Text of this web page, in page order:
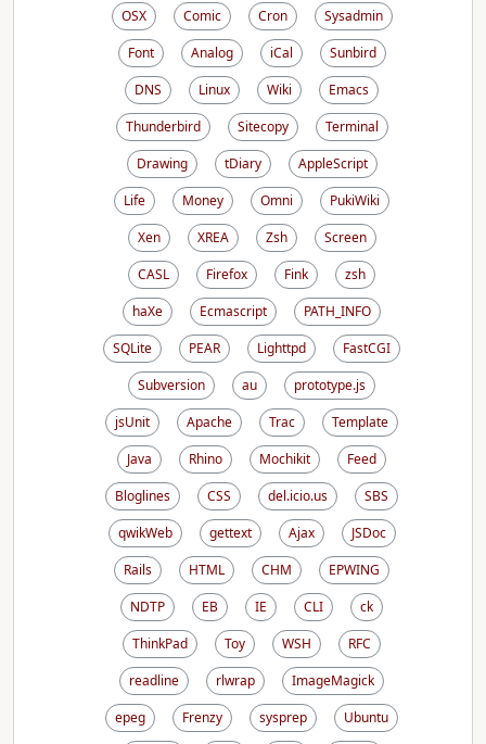
OSX
Comic Cron
Sysadmin
Font
Analog iCal
Sunbird
DNS
Linux Wiki
Emacs
Thunderbird
Sitecopy
Terminal
Drawing
tDiary
AppleScript
Life
Money Omni
PukiWiki
Xen
XREA Zsh
Screen
CASL
Firefox Fink
zsh
haXe
Ecmascript
PATH_INFO
SQLite
PEAR Lighttpd
FastCGI
Subversion
au
prototype.js
jsUnit
Apache Trac
Template
Java
Rhino Mochikit
Feed
Bloglines
CSS del.icio.us
SBS
qwikWeb
gettext Ajax
JSDoc
Rails
HTML CHM
EPWING
NDTP
EB IE CLI
ck
ThinkPad
Toy WSH
RFC
readline
rlwrap
ImageMagick
epeg
Frenzy sysprep
Ubuntu